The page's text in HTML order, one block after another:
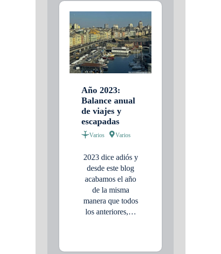
Año 2023:
Balance anual
de viajes y
escapadas
Varios Varios
2023 dice adiós y
desde este blog
acabamos el año
de la misma
manera que todos
los anteriores,…